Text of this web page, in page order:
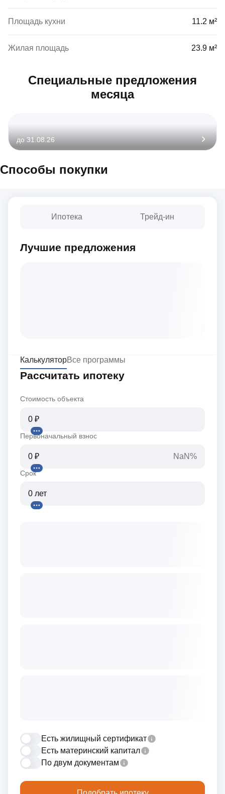
Площадь кухни 11.2 м²
Жилая площадь 23.9 м²
Специальные предложения
месяца
до 31.08.26
Способы покупки
Ипотека Трейд-ин
Лучшие предложения
КалькуляторВсе программы
Рассчитать ипотеку
Стоимость объекта
Первоначальный взнос
NaN%
Срок
Есть жилищный сертификат
Есть материнский капитал
По двум документам